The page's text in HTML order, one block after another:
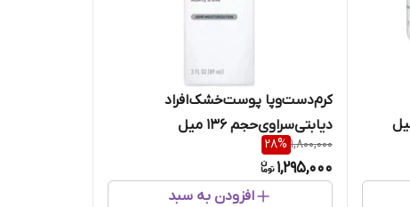
کرم‌دست‌و‌پا پوست‌خشک‌افراد
دیابتی‌سراوی‌حجم 136 میل
1,800,000
28%
1,295,000
افزودن به سبد